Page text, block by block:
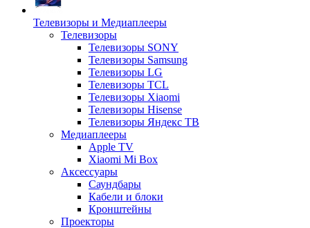
Телевизоры и Медиаплееры
Телевизоры
Телевизоры SONY
Телевизоры Samsung
Телевизоры LG
Телевизоры TCL
Телевизоры Xiaomi
Телевизоры Hisense
Телевизоры Яндекс ТВ
Медиаплееры
Apple TV
Xiaomi Mi Box
Аксессуары
Саундбары
Кабели и блоки
Кронштейны
Проекторы